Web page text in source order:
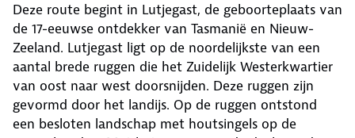
Deze route begint in Lutjegast, de geboorteplaats van
de 17-eeuwse ontdekker van Tasmanië en Nieuw-
Zeeland. Lutjegast ligt op de noordelijkste van een
aantal brede ruggen die het Zuidelijk Westerkwartier
van oost naar west doorsnijden. Deze ruggen zijn
gevormd door het landijs. Op de ruggen ontstond
een besloten landschap met houtsingels op de